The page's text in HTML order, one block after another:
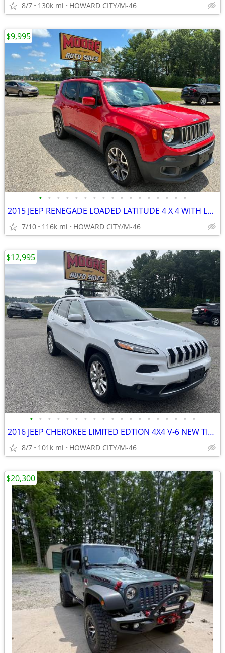
8/7 130k mi HOWARD CITY/M-46
• • • • • • • • • • • • • • • • •
2015 JEEP RENEGADE LOADED LATITUDE 4 X 4 WITH LOW MILES
7/10 116k mi HOWARD CITY/M-46
$9,995
• • • • • • • • • • • • • • • • • • •
2016 JEEP CHEROKEE LIMITED EDTION 4X4 V-6 NEW TIRES LOW MILES
8/7 101k mi HOWARD CITY/M-46
$12,995
$20,300